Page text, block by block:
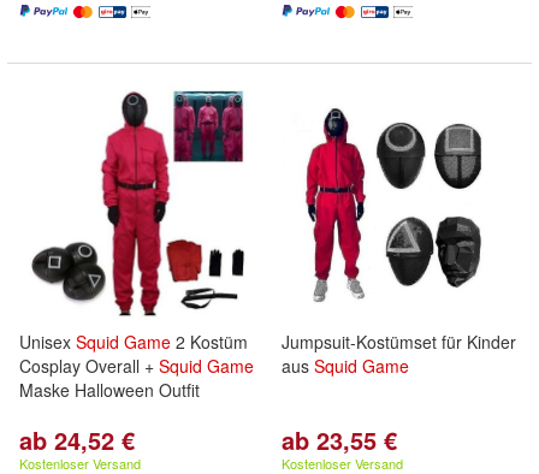
Unisex Squid Game 2 Kostüm
Cosplay Overall + Squid Game
Maske Halloween Outfit
ab 24,52 €
Kostenloser Versand
Jumpsuit-Kostümset für Kinder
aus Squid Game
ab 23,55 €
Kostenloser Versand